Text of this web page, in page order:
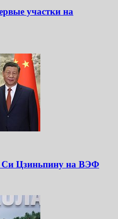
участки на
Си Цзиньпину на ВЭФ